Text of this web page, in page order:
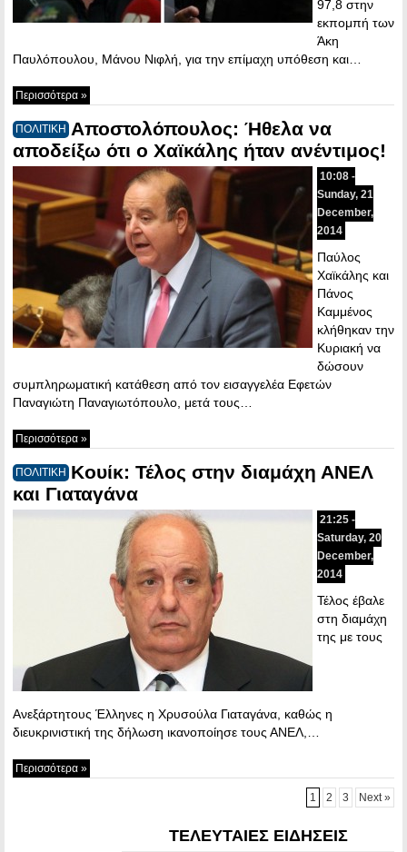
97,8 στην
εκπομπή των
Άκη
Παυλόπουλου, Μάνου Νιφλή, για την επίμαχη υπόθεση και…
Περισσότερα »
ΠΟΛΙΤΙΚΗ Αποστολόπουλος: Ήθελα να
αποδείξω ότι ο Χαϊκάλης ήταν ανέντιμος!
10:08 -
Sunday, 21
December,
2014
Παύλος
Χαϊκάλης και
Πάνος
Καμμένος
κλήθηκαν την
Κυριακή να
δώσουν
συμπληρωματική κατάθεση από τον εισαγγελέα Εφετών
Παναγιώτη Παναγιωτόπουλο, μετά τους…
Περισσότερα »
ΠΟΛΙΤΙΚΗ Κουίκ: Τέλος στην διαμάχη ΑΝΕΛ
και Γιαταγάνα
21:25 -
Saturday, 20
December,
2014
Τέλος έβαλε
στη διαμάχη
της με τους
Ανεξάρτητους Έλληνες η Χρυσούλα Γιαταγάνα, καθώς η
διευκρινιστική της δήλωση ικανοποίησε τους ΑΝΕΛ,…
Περισσότερα »
1 2 3 Next »
ΤΕΛΕΥΤΑΙΕΣ ΕΙΔΗΣΕΙΣ